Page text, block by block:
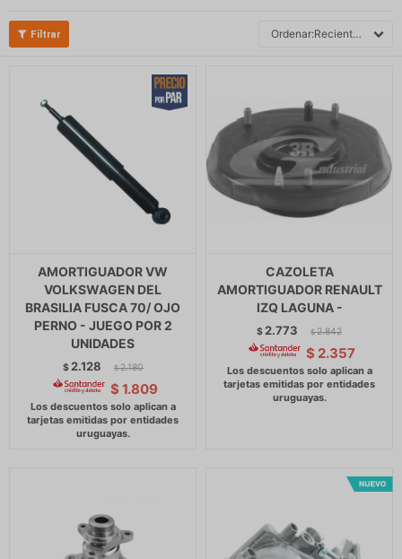
Recientes
AMORTIGUADOR VW
VOLKSWAGEN DEL
BRASILIA FUSCA 70/ OJO
PERNO - JUEGO POR 2
UNIDADES
$ 2.128 $ 2.180
$ 1.809
CAZOLETA
AMORTIGUADOR RENAULT
IZQ LAGUNA -
$ 2.773 $ 2.842
$ 2.357